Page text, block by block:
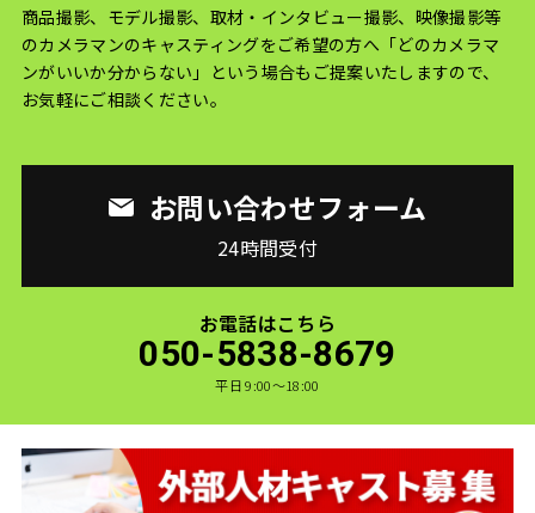
商品撮影、モデル撮影、取材・インタビュー撮影、映像撮影等
のカメラマンのキャスティングをご希望の方へ 「どのカメラマ
ンがいいか分からない」という場合もご提案いたしますので、
お気軽にご相談ください。
お問い合わせフォーム
24時間受付
お電話はこちら
050-5838-8679
平日 9:00〜18:00